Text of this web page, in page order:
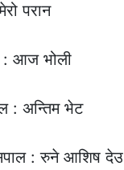
परान
: आज भोली
: अन्तिम भेट
: रुने आशिष देउ